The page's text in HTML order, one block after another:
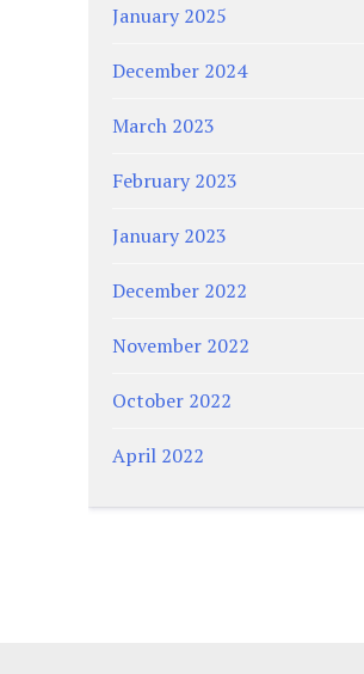
January 2025
December 2024
March 2023
February 2023
January 2023
December 2022
November 2022
October 2022
April 2022